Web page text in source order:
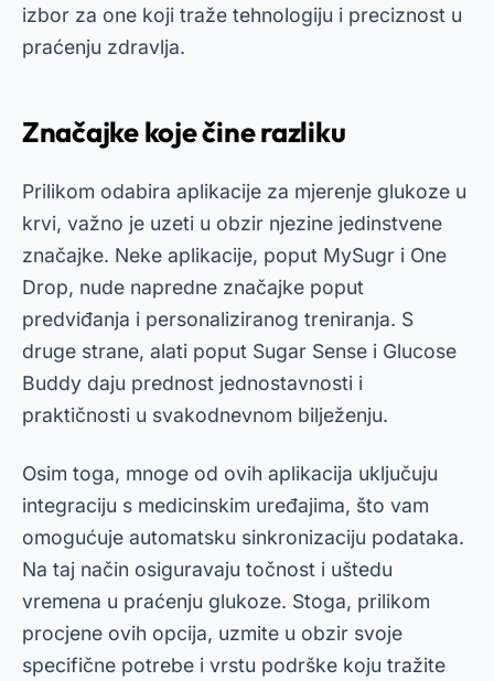
izbor za one koji traže tehnologiju i preciznost u
praćenju zdravlja.
Značajke koje čine razliku
Prilikom odabira aplikacije za mjerenje glukoze u
krvi, važno je uzeti u obzir njezine jedinstvene
značajke. Neke aplikacije, poput MySugr i One
Drop, nude napredne značajke poput
predviđanja i personaliziranog treniranja. S
druge strane, alati poput Sugar Sense i Glucose
Buddy daju prednost jednostavnosti i
praktičnosti u svakodnevnom bilježenju.
Osim toga, mnoge od ovih aplikacija uključuju
integraciju s medicinskim uređajima, što vam
omogućuje automatsku sinkronizaciju podataka.
Na taj način osiguravaju točnost i uštedu
vremena u praćenju glukoze. Stoga, prilikom
procjene ovih opcija, uzmite u obzir svoje
specifične potrebe i vrstu podrške koju tražite